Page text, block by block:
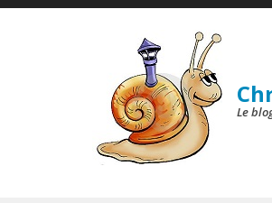
Skip
Le